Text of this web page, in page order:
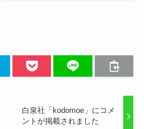
白泉社「kodomoe」にコメ
ントが掲載されました